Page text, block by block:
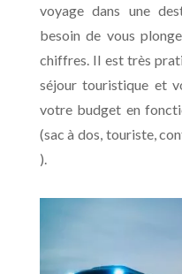
voyage dans une
besoin de vous
chiffres. Il est très
séjour touristique et
votre budget en
(sac à dos, touriste,
).